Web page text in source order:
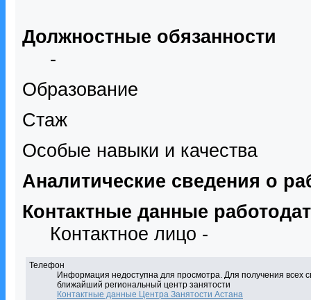
Должностные обязанности
-
Образование
Стаж
Особые навыки и качества
Аналитические сведения о
Контактные данные
Контактное лицо -
Телефон
Информация недоступна для просмотра. Для получения всех
ближайший региональный центр занятости
Контактные данные Центра Занятости Астана